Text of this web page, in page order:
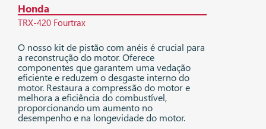
Honda
TRX-420 Fourtrax
O nosso kit de pistão com anéis é crucial para
a reconstrução do motor. Oferece
componentes que garantem uma vedação
eficiente e reduzem o desgaste interno do
motor. Restaura a compressão do motor e
melhora a eficiência do combustível,
proporcionando um aumento no
desempenho e na longevidade do motor.